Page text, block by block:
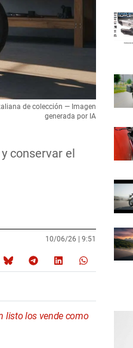
conservar el
de colección — Imagen
generada por IA
10/06/26 | 9:51
listo los vende como